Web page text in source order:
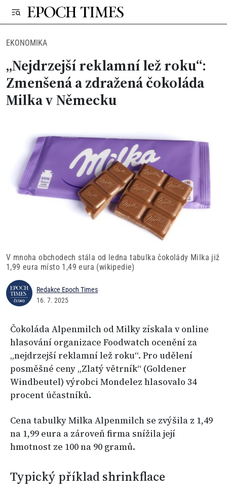
EKONOMIKA
„Nejdrzejší reklamní lež roku“:
Zmenšená a zdražená čokoláda
Milka v Německu
V mnoha obchodech stála od ledna tabulka čokolády Milka již
1,99 eura místo 1,49 eura (wikipedie)
Redakce Epoch Times
16. 7. 2025
Čokoláda Alpenmilch od Milky získala v online
hlasování organizace Foodwatch ocenění za
„nejdrzejší reklamní lež roku“. Pro udělení
posměšné ceny „Zlatý větrník“ (Goldener
Windbeutel) výrobci Mondelez hlasovalo 34
procent účastníků.
Cena tabulky Milka Alpenmilch se zvýšila z 1,49
na 1,99 eura a zároveň firma snížila její
hmotnost ze 100 na 90 gramů.
Typický příklad shrinkflace